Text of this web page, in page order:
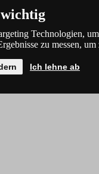
Technologien,
zu messen,
Ich lehne ab